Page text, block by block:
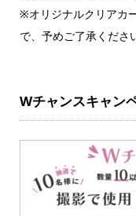
※オリジナルクリアカ
で、予めご了承くださ
Wチャンスキャン